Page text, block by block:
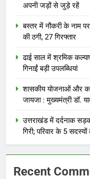
अपनी जड़ों से जुड़े रहें
बस्तर में नौकरी के नाम
की ठगी, 27 गिरफ्तार
ढाई साल में श्रमिक
गिनाईं बड़ी उपलब्धियां
शासकीय योजनाओं और
जायजा : मुख्यमंत्री डॉ.
उत्तराखंड में दर्दनाक सड़क
गिरी; परिवार के 5
Recent